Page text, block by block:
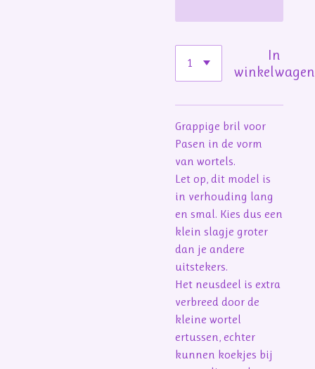
In
winkelwagen
Grappige bril voor
Pasen in de vorm
van wortels.
Let op, dit model is
in verhouding lang
en smal. Kies dus een
klein slagje groter
dan je andere
uitstekers.
Het neusdeel is extra
verbreed door de
kleine wortel
ertussen, echter
kunnen koekjes bij